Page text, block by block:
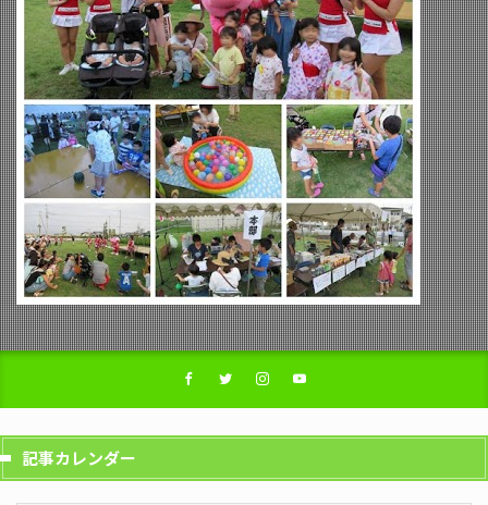
記事カレンダー